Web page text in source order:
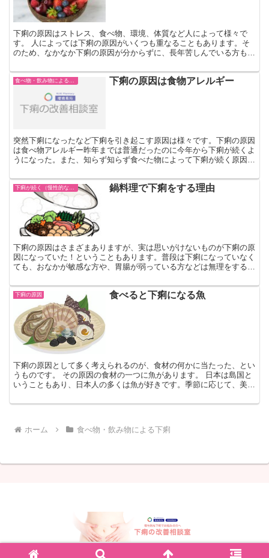
下痢の原因はストレス、食べ物、環境、体質など人によって様々で
す。 人によっては下痢の原因がいくつも重なることもあります。そ
のため、なかなか下痢の原因が分からずに、長年苦しんでいる方もお
食べ物・飲み物による下痢 下痢の原因は食物アレルギー
突然下痢になったなど下痢を引き起こす原因は様々です。下痢の原因
は食べ物アレルギー昨年までは普通だったのに今年から下痢が続くよ
うになった。また、知らず知らず食べた物によって下痢が続く原因を
下痢が続く（慢性的な下痢） 鍋料理で下痢をする理由
下痢の原因はさまざまありますが、実は思いがけないものが下痢の原
因になっていた！ということもあります。普段は下痢になっていなく
ても、おなかが敏感な方や、胃腸が弱っている方などは無理をすると
下痢の原因 食べると下痢になる魚
下痢の原因として多く考えられるのが、食材の何かに当たった、とい
うものです。 その原因の食材の一つに魚があります。 日本は島国と
いうこともあり、日本人の多くは魚が好きです。季節に応じて、美味
ホーム 食べ物・飲み物による下痢
© 2012 下痢の改善相談室.